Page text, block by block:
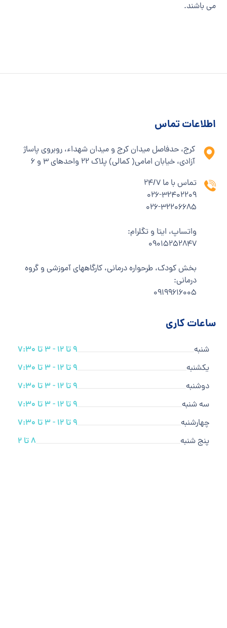
می باشند.
اطلاعات تماس
کرج، حدفاصل میدان کرج و میدان شهداء، روبروی پاساژ
آزادی، خیابان امامی( کمالی) پلاک ۲۲ واحدهای ۳ و ۶
تماس با ما 24/7
۰۲۶-۳۲۴۰۲۲۰۹
۰۲۶-۳۲۲۰۶۶۸۵
واتساپ، ایتا و تگلرام:
۰۹۰۱۵۲۵۲۸۴۷
بخش کودک، طرحواره درمانی، کارگاههای آموزشی و گروه
درمانی:
۰۹۱۹۹۶۱۶۰۰۵
ساعات کاری
شنبه
9 تا 12 - 3 تا 7:30
یکشنبه
9 تا 12 - 3 تا 7:30
دوشنبه
9 تا 12 - 3 تا 7:30
سه شنبه
9 تا 12 - 3 تا 7:30
چهارشنبه
9 تا 12 - 3 تا 7:30
پنج شنبه
8 تا 2